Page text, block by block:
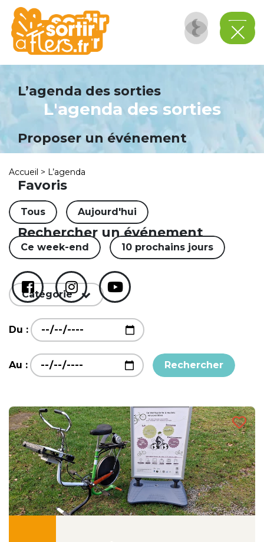
L’agenda des sorties
Proposer un événement
Favoris
Rechercher un événement
L'agenda des sorties
Accueil > L’agenda
Tous Aujourd'hui
Ce week-end 10 prochains jours
Catégorie
Du :
Au : Rechercher
Panneau de gestion des cookies